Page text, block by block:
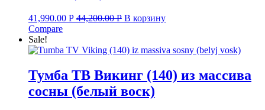
41,990.00 Р 44,200.00Р В корзину
Compare
Sale!
Тумба ТВ Викинг (140) из массива
сосны (белый воск)